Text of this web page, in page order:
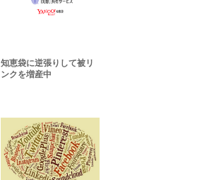
知恵袋に逆張りして被リ
ンクを増産中